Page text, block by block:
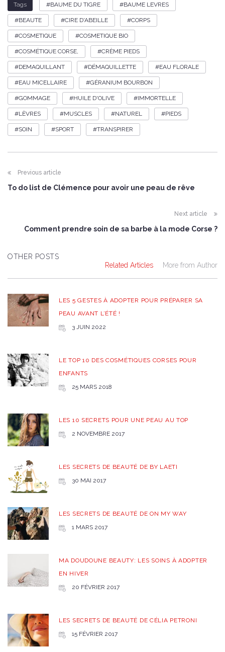
Tags BAUME DU TIGRE BAUME LEVRES
BEAUTE CIRE D'ABEILLE CORPS
COSMETIQUE COSMETIQUE BIO
COSMÉTIQUE CORSE, CRÈME PIEDS
DEMAQUILLANT DÉMAQUILLETTE EAU FLORALE
EAU MICELLAIRE GÉRANIUM BOURBON
GOMMAGE HUILE D'OLIVE IMMORTELLE
LÈVRES MUSCLES NATUREL PIEDS
SOIN SPORT TRANSPIRER
Previous article
To do list de Clémence pour avoir une peau de rêve
Next article
Comment prendre soin de sa barbe à la mode Corse ?
OTHER POSTS
Related Articles
More from Author
LES 5 GESTES À ADOPTER POUR PRÉPARER SA
PEAU AVANT L’ÉTÉ !
3 JUIN 2022
LE TOP 10 DES COSMÉTIQUES CORSES POUR
ENFANTS
25 MARS 2018
LES 10 SECRETS POUR UNE PEAU AU TOP
2 NOVEMBRE 2017
LES SECRETS DE BEAUTÉ DE BY LAETI
30 MAI 2017
LES SECRETS DE BEAUTÉ DE ON MY WAY
1 MARS 2017
MA DOUDOUNE BEAUTY: LES SOINS À ADOPTER
EN HIVER
20 FÉVRIER 2017
LES SECRETS DE BEAUTÉ DE CÉLIA PETRONI
15 FÉVRIER 2017